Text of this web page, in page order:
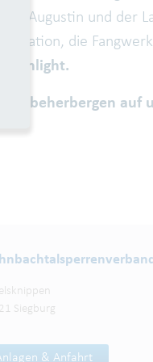
Augustin und der
die
Highlight.
beherbergen auf
Siegburg
& Anfahrt